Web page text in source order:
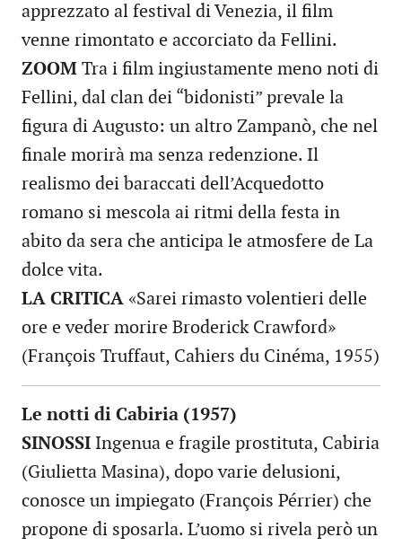
apprezzato al festival di Venezia, il film
venne rimontato e accorciato da Fellini.
ZOOM Tra i film ingiustamente meno noti di
Fellini, dal clan dei “bidonisti” prevale la
figura di Augusto: un altro Zampanò, che nel
finale morirà ma senza redenzione. Il
realismo dei baraccati dell’Acquedotto
romano si mescola ai ritmi della festa in
abito da sera che anticipa le atmosfere de La
dolce vita.
LA CRITICA «Sarei rimasto volentieri delle
ore e veder morire Broderick Crawford»
(François Truffaut, Cahiers du Cinéma, 1955)
Le notti di Cabiria (1957)
SINOSSI Ingenua e fragile prostituta, Cabiria
(Giulietta Masina), dopo varie delusioni,
conosce un impiegato (François Pérrier) che
propone di sposarla. L’uomo si rivela però un